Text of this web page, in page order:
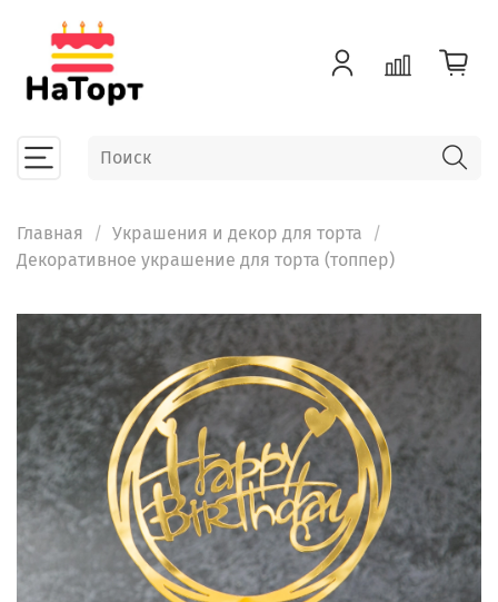
Главная
Украшения и декор для торта
Декоративное украшение для торта (топпер)